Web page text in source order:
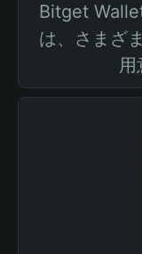
Bitget
は、さまざ
用